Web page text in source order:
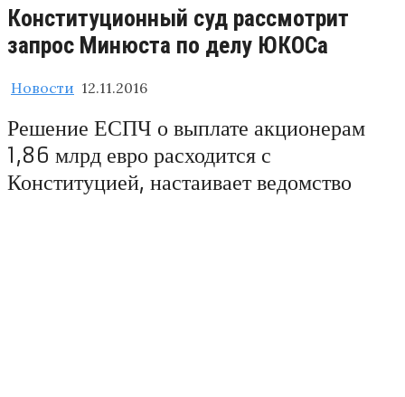
Конституционный суд рассмотрит
запрос Минюста по делу ЮКОСа
Новости 12.11.2016
Решение ЕСПЧ о выплате акционерам
1,86 млрд евро расходится с
Конституцией, настаивает ведомство